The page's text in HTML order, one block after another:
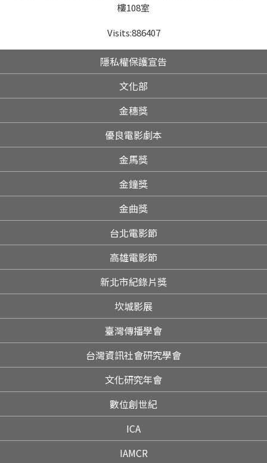
樓108室
Visits:886407
隱私權保護宣告
文化部
金穗獎
優良電影劇本
金馬獎
金鐘獎
金曲獎
台北電影節
高雄電影節
新北市紀錄片獎
坎城影展
臺灣傳播學會
台灣資訊社會研究學會
文化研究年會
數位創世紀
ICA
IAMCR